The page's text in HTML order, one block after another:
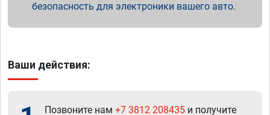
безопасность для электроники вашего авто.
Ваши действия:
Позвоните нам +7 3812 208435 и получите